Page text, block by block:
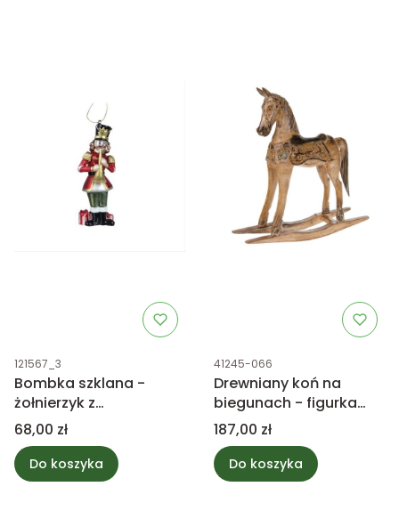
Kod produktu
121567_3
Bombka szklana -
żołnierzyk z
instrumentem
Cena
68,00 zł
Do koszyka
Kod produktu
41245-066
Drewniany koń na
biegunach - figurka
ozdobna 37cm S
Cena
187,00 zł
Do koszyka